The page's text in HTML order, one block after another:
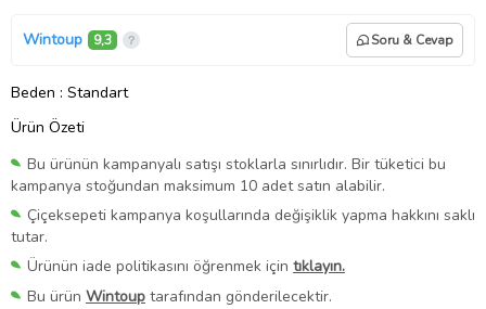
Wintoup 9,3 Soru & Cevap
Beden : Standart
Ürün Özeti
Bu ürünün kampanyalı satışı stoklarla sınırlıdır. Bir tüketici bu
kampanya stoğundan maksimum 10 adet satın alabilir.
Çiçeksepeti kampanya koşullarında değişiklik yapma hakkını saklı
tutar.
Ürünün iade politikasını öğrenmek için tıklayın.
Bu ürün Wintoup tarafından gönderilecektir.